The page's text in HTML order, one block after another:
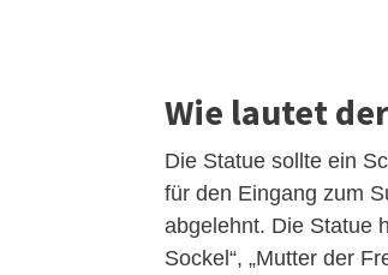
Wie lautet
Die Statue sollte ein
für den Eingang zum
abgelehnt. Die Statue
Sockel“, „Mutter der